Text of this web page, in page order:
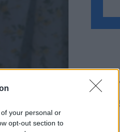
your personal or
opt-out section to